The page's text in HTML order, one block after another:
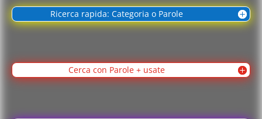
Ricerca rapida: Categoria o Parole
Cerca con Parole + usate